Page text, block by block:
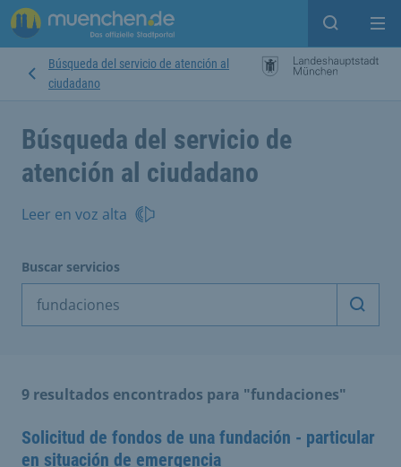
Open
Búsqueda del servicio de atención al
ciudadano
Búsqueda del servicio de
atención al ciudadano
Leer en voz alta
Buscar servicios
9 resultados encontrados para "fundaciones"
Solicitud de fondos de una fundación - particular
en situación de emergencia